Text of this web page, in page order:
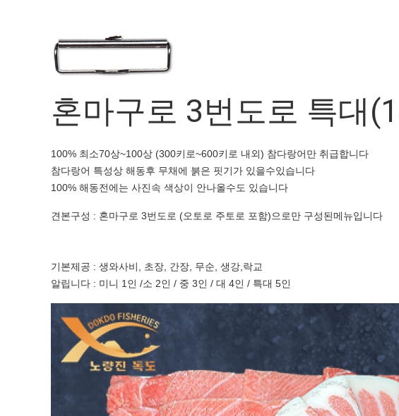
혼마구로 3번도로 특대
100% 최소70상~100상 (300키로~600키로 내외) 참다랑어만 취급합니다
참다랑어 특성상 해동후 무채에 붉은 핏기가 있을수있습니다
100% 해동전에는 사진속 색상이 안나올수도 있습니다
견본구성 : 혼마구로 3번도로 (오토로 주토로 포함)으로만 구성된메뉴입니다
기본제공 : 생와사비, 초장, 간장, 무순, 생강,락교
알립니다 : 미니 1인 /소 2인 / 중 3인 / 대 4인 / 특대 5인